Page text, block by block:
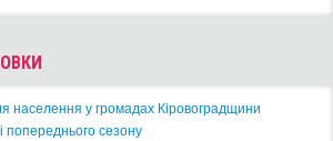
населення у громадах Кіровоградщини
попереднього сезону